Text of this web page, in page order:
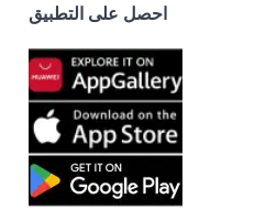
احصل على التطبيق